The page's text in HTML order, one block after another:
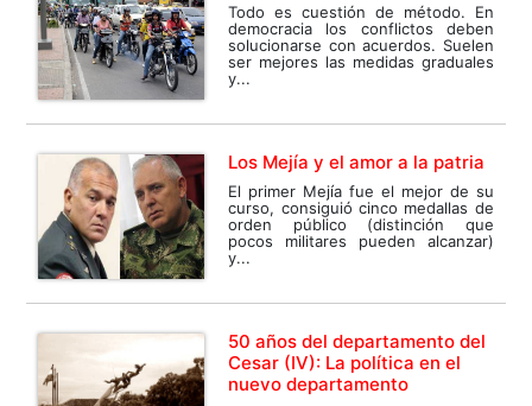
Todo es cuestión de método. En
democracia los conflictos deben
solucionarse con acuerdos. Suelen
ser mejores las medidas graduales
y...
Los Mejía y el amor a la patria
El primer Mejía fue el mejor de su
curso, consiguió cinco medallas de
orden público (distinción que
pocos militares pueden alcanzar)
y...
50 años del departamento del
Cesar (IV): La política en el
nuevo departamento